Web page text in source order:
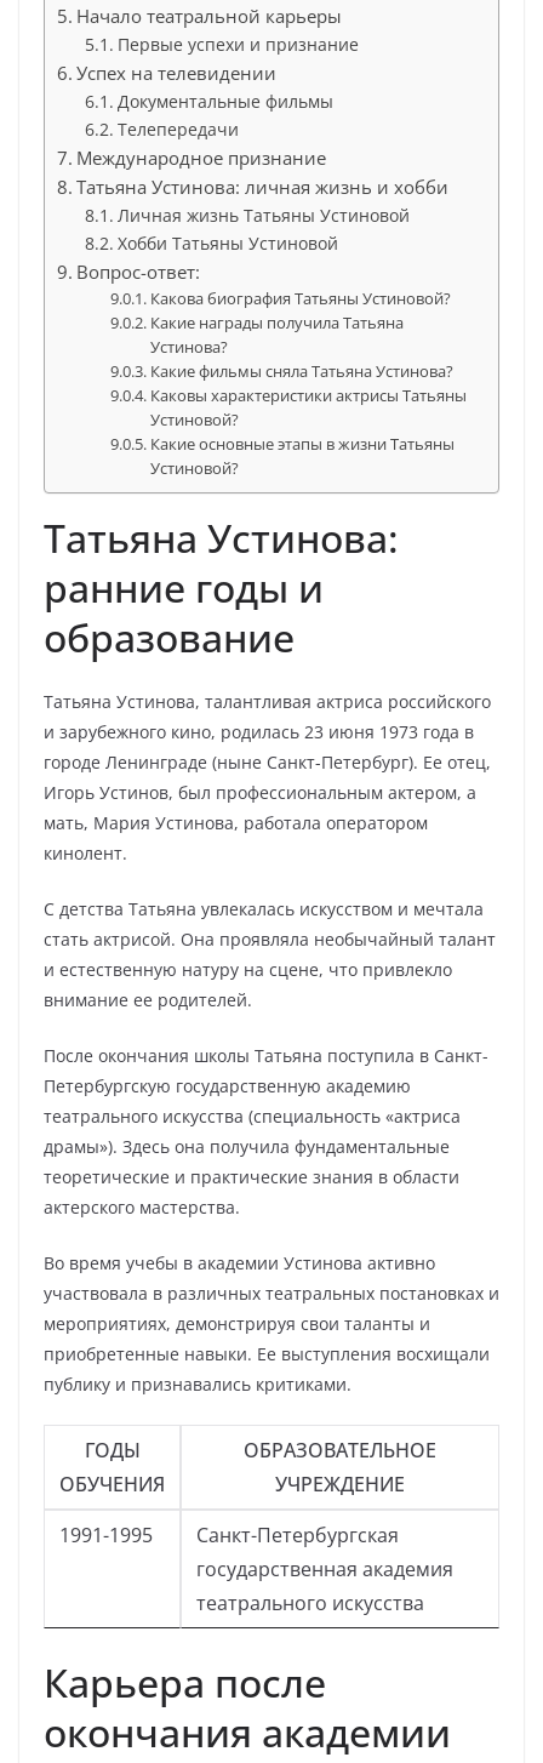
Начало театральной карьеры
Первые успехи и признание
Успех на телевидении
Документальные фильмы
Телепередачи
Международное признание
Татьяна Устинова: личная жизнь и хобби
Личная жизнь Татьяны Устиновой
Хобби Татьяны Устиновой
Вопрос-ответ:
Какова биография Татьяны Устиновой?
Какие награды получила Татьяна
Устинова?
Какие фильмы сняла Татьяна Устинова?
Каковы характеристики актрисы Татьяны
Устиновой?
Какие основные этапы в жизни Татьяны
Устиновой?
Татьяна Устинова:
ранние годы и
образование
Татьяна Устинова, талантливая актриса российского
и зарубежного кино, родилась 23 июня 1973 года в
городе Ленинграде (ныне Санкт-Петербург). Ее отец,
Игорь Устинов, был профессиональным актером, а
мать, Мария Устинова, работала оператором
кинолент.
С детства Татьяна увлекалась искусством и мечтала
стать актрисой. Она проявляла необычайный талант
и естественную натуру на сцене, что привлекло
внимание ее родителей.
После окончания школы Татьяна поступила в Санкт-
Петербургскую государственную академию
театрального искусства (специальность «актриса
драмы»). Здесь она получила фундаментальные
теоретические и практические знания в области
актерского мастерства.
Во время учебы в академии Устинова активно
участвовала в различных театральных постановках и
мероприятиях, демонстрируя свои таланты и
приобретенные навыки. Ее выступления восхищали
публику и признавались критиками.
ГОДЫ
ОБУЧЕНИЯ
ОБРАЗОВАТЕЛЬНОЕ
УЧРЕЖДЕНИЕ
1991-1995
Санкт-Петербургская
государственная академия
театрального искусства
Карьера после
окончания академии